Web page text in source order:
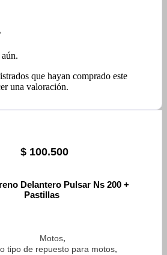
que hayan comprado este
una valoración.
$ 100.500
Delantero Pulsar Ns 200 +
Pastillas
Motos,
tipo de repuesto para motos,